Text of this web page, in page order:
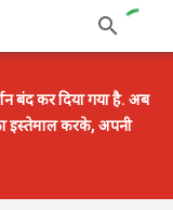
बंद कर दिया गया है. अब
इस्तेमाल करके, अपनी